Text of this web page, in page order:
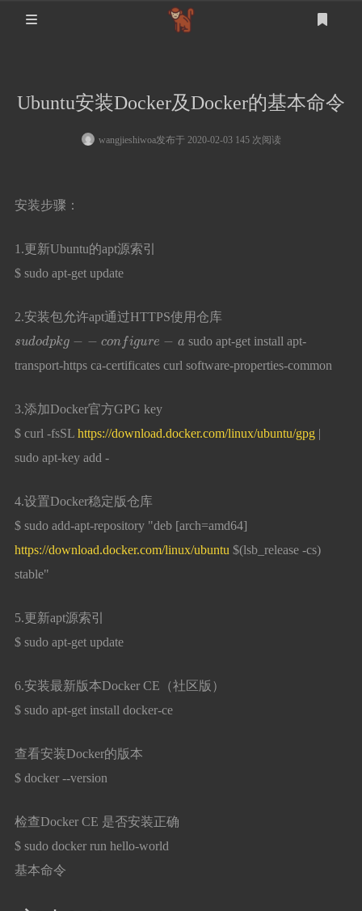
设计
生活
登录 注册
Ubuntu安装Docker及Docker的基本命令
wangjieshiwoa发布于 2020-02-03 145 次阅读
安装步骤：
1.更新Ubuntu的apt源索引
$ sudo apt-get update
2.安装包允许apt通过HTTPS使用仓库
do dp k u r
sudo apt-get install apt-
transport-https ca-certificates curl software-properties-common
3.添加Docker官方GPG key
$ curl -fsSL https://download.docker.com/linux/ubuntu/gpg|
sudo apt-key add -
4.设置Docker稳定版仓库
$ sudo add-apt-repository "deb [arch=amd64]
https://download.docker.com/linux/ubuntu $(lsb_release -cs)
stable"
5.更新apt源索引
$ sudo apt-get update
6.安装最新版本Docker CE（社区版）
$ sudo apt-get install docker-ce
查看安装Docker的版本
$ docker --version
检查Docker CE 是否安装正确
$ sudo docker run hello-world
基本命令